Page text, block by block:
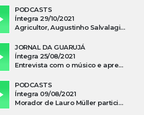
PODCASTS
Íntegra 29/10/2021
Agricultor, Augustinho Salvalagio, relata sobre aparição do Cavaleiro Negro no Rio das Furnas
JORNAL DA GUARUJÁ
Íntegra 25/08/2021
Entrevista com o músico e apresentador, Lismael Ferrareis, no Cidade e Campo
PODCASTS
Íntegra 09/08/2021
Morador de Lauro Müller participa de motociata em apoio a Bolsonaro